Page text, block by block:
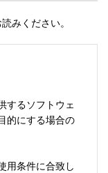
みください。
するソフトウェ
的にする場合の
用条件に合致し